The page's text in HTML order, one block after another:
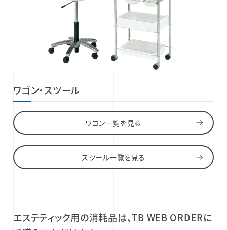
ワゴン・スツール
ワゴン一覧を見る
スツール一覧を見る
エステティック用の消耗品は、TB WEB ORDERに